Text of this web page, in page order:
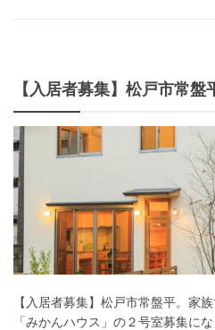
【入居者募集】松戸市常盤
【入居者募集】松戸市常盤平。家
「みかんハウス」の２号室募集にな